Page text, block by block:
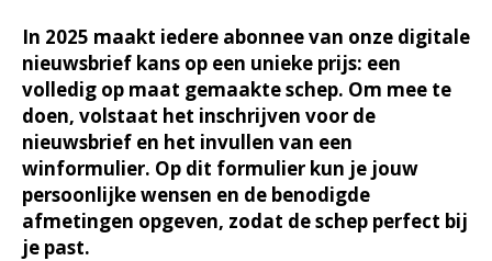
In 2025 maakt iedere abonnee van onze digitale
nieuwsbrief kans op een unieke prijs: een
volledig op maat gemaakte schep. Om mee te
doen, volstaat het inschrijven voor de
nieuwsbrief en het invullen van een
winformulier. Op dit formulier kun je jouw
persoonlijke wensen en de benodigde
afmetingen opgeven, zodat de schep perfect bij
je past.